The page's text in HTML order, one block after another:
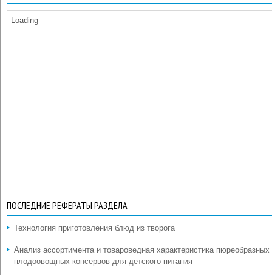
Loading
ПОСЛЕДНИЕ РЕФЕРАТЫ РАЗДЕЛА
Технология приготовления блюд из творога
Анализ ассортимента и товароведная характеристика пюреобразных
плодоовощных консервов для детского питания